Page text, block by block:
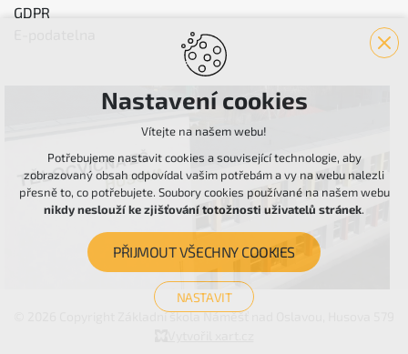
GDPR
© 2026 Copyright Základní škola Náměšť nad Oslavou, Husova 579
Nastavení cookies
Vítejte na našem webu!
Potřebujeme nastavit cookies a související technologie, aby
zobrazovaný obsah odpovídal vašim potřebám a vy na webu nalezli
přesně to, co potřebujete. Soubory cookies používané na našem webu
nikdy neslouží ke zjišťování totožnosti uživatelů stránek.
PŘIJMOUT VŠECHNY COOKIES
NASTAVIT